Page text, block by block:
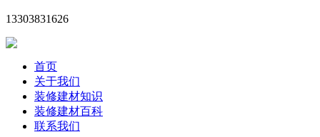
13303831626
首页
关于我们
装修建材知识
装修建材百科
联系我们